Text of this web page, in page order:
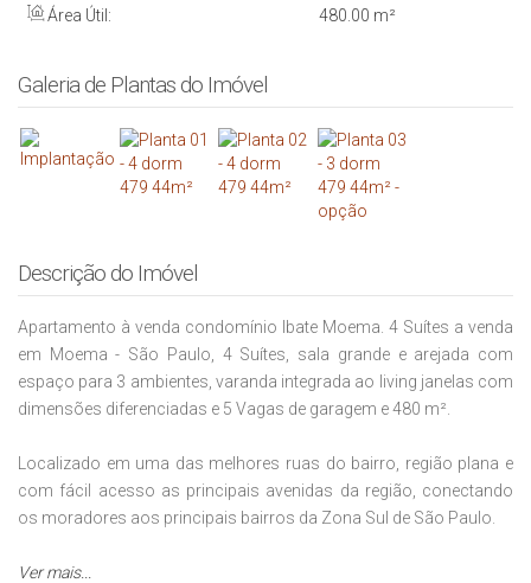
Área Útil: 480.00 m²
Galeria de Plantas do Imóvel
Descrição do Imóvel
Apartamento à venda condomínio Ibate Moema. 4 Suítes a venda
em Moema - São Paulo, 4 Suítes, sala grande e arejada com
espaço para 3 ambientes, varanda integrada ao living janelas com
dimensões diferenciadas e 5 Vagas de garagem e 480 m².
Localizado em uma das melhores ruas do bairro, região plana e
com fácil acesso as principais avenidas da região, conectando
os moradores aos principais bairros da Zona Sul de São Paulo.
A Imobiliária Italiana Consultoria é especialista em apartamentos
Ver mais...